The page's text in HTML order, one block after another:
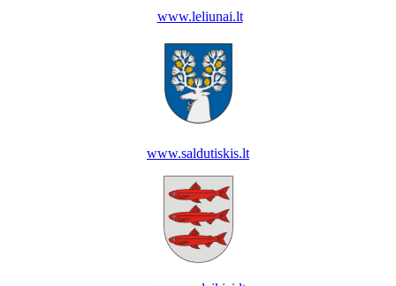
www.leliunai.lt
www.saldutiskis.lt